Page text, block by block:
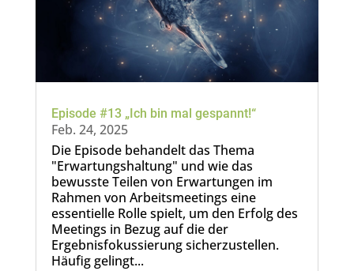
Episode #13 „Ich bin mal gespannt!“
Feb. 24, 2025
Die Episode behandelt das Thema
"Erwartungshaltung" und wie das
bewusste Teilen von Erwartungen im
Rahmen von Arbeitsmeetings eine
essentielle Rolle spielt, um den Erfolg des
Meetings in Bezug auf die der
Ergebnisfokussierung sicherzustellen.
Häufig gelingt...